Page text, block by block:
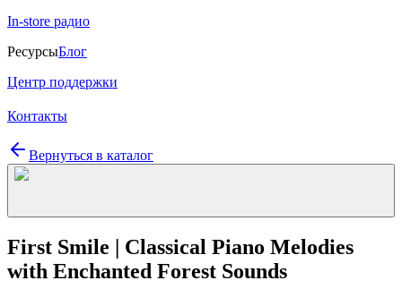
In-store радио
РесурсыБлог
Центр поддержки
Контакты
Вернуться в каталог
First Smile | Classical Piano Melodies
with Enchanted Forest Sounds